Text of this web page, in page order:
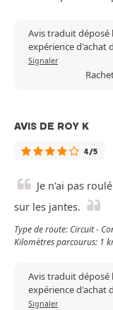
Avis traduit déposé
expérience d'achat
Signaler
AVIS DE ROY K
4/5
Je n'ai pas
sur les jantes.
Type de route: Circuit -
Kilomètres parcourus: 1
Avis traduit déposé
expérience d'achat
Signaler